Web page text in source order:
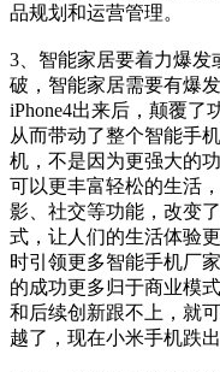
品规划和运营管理。
3、智能家居要着力爆发
破，智能家居需要有爆
iPhone4出来后，颠覆了
从而带动了整个智能手
机，不是因为更强大的
可以更丰富轻松的生活
影、社交等功能，改变
式，让人们的生活体验
时引领更多智能手机厂
的成功更多归于商业模
和后续创新跟不上，就
越了，现在小米手机跌